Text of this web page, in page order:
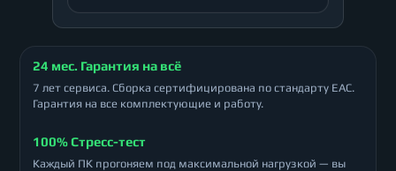
24 мес. Гарантия на всё
7 лет сервиса. Сборка сертифицирована по стандарту ЕАС.
Гарантия на все комплектующие и работу.
100% Стресс-тест
Каждый ПК прогоняем под максимальной нагрузкой — вы